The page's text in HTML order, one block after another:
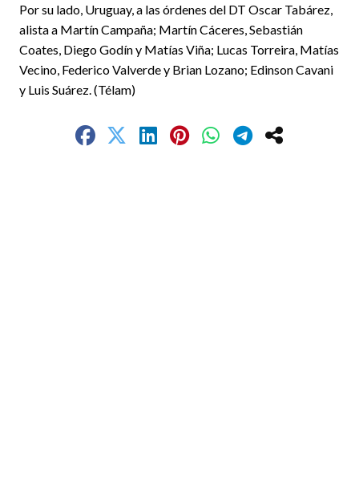
Por su lado, Uruguay, a las órdenes del DT Oscar Tabárez,
alista a Martín Campaña; Martín Cáceres, Sebastián
Coates, Diego Godín y Matías Viña; Lucas Torreira, Matías
Vecino, Federico Valverde y Brian Lozano; Edinson Cavani
y Luis Suárez. (Télam)